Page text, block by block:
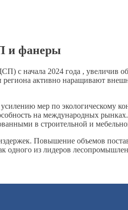
и фанеры
с начала 2024 года , увеличив
активно наращивают
мер по экологическому
на международных
в строительной и
Повышение объемов
одного из лидеров